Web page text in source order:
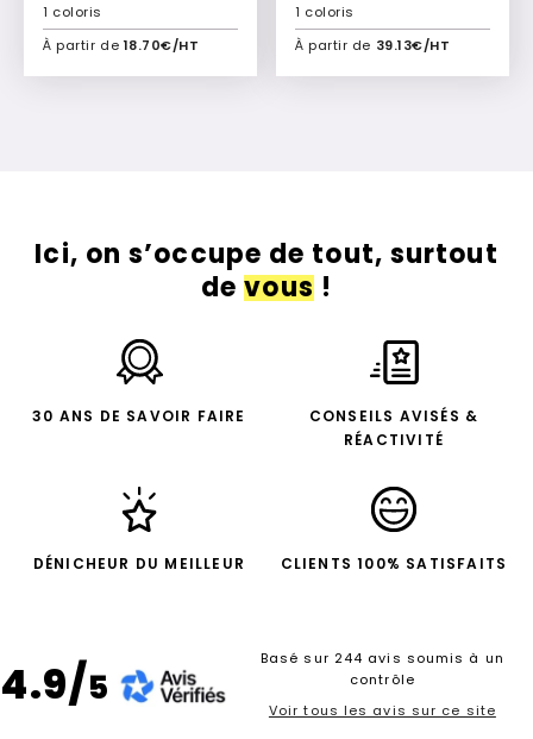
À partir de 18.70€/HT
1 coloris
Ajouter à mon devis
À partir de 39.13€/HT
1 coloris
Ajouter à mon devis
Ici, on s’occupe de tout, surtout
devous!
30 ANS DE SAVOIR FAIRE
CONSEILS AVISÉS &
RÉACTIVITÉ
DÉNICHEUR DU MEILLEUR CLIENTS 100% SATISFAITS
4.9/5
Basé sur 244 avis soumis à un
contrôle
Voir tous les avis sur ce site